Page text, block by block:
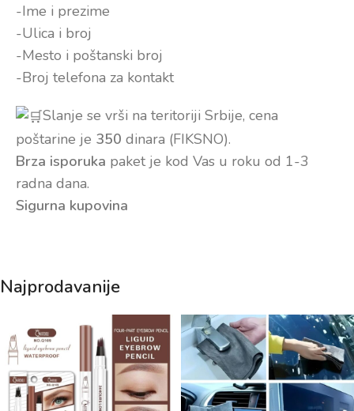
-Ime i prezime
-Ulica i broj
-Mesto i poštanski broj
-Broj telefona za kontakt
Slanje se vrši na teritoriji Srbije, cena
poštarine je 350 dinara (FIKSNO).
Brza isporuka paket je kod Vas u roku od 1-3
radna dana.
Sigurna kupovina
Najprodavanije